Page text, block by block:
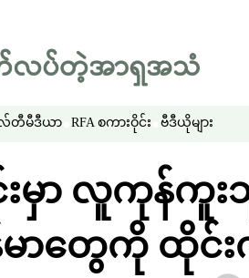
လ်တီမီဒီယာ RFA စကားဝိုင်း ဗီဒီယိုများ
းမှာ လူကုန်ကူ
မာတွေကို ထို